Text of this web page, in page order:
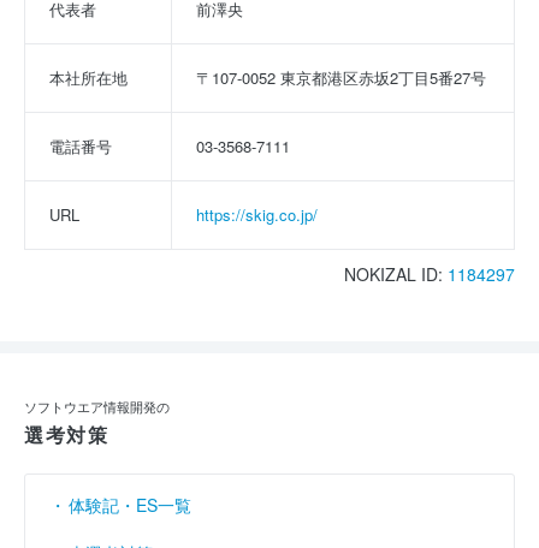
代表者 前澤央
本社所在地 〒107-0052 東京都港区赤坂2丁目5番27号
電話番号 03-3568-7111
URL https://skig.co.jp/
NOKIZAL ID: 1184297
ソフトウエア情報開発の
選考対策
体験記・ES一覧